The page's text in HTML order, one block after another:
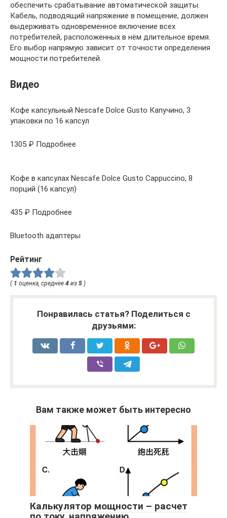
обеспечить срабатывание автоматической защиты.
Кабель, подводящий напряжение в помещение, должен
выдерживать одновременное включение всех
потребителей, расположенных в нём длительное время.
Его выбор напрямую зависит от точности определения
мощности потребителей.
Видео
Кофе капсульный Nescafe Dolce Gusto Капучино, 3
упаковки по 16 капсул
1305 ₽ Подробнее
Кофе в капсулах Nescafe Dolce Gusto Cappuccino, 8
порций (16 капсул)
435 ₽ Подробнее
Bluetooth адаптеры
Рейтинг
( 1 оценка, среднее 4 из 5 )
Понравилась статья? Поделиться с
друзьями:
Вам также может быть интересно
Калькулятор мощности – расчет